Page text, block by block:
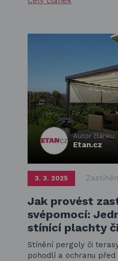
Autor článku
Etan.cz
3. 3. 2025
Jak provést
svépomocí:
stínící plachty
Stínění pergoly či
pohodlí a ochranu před